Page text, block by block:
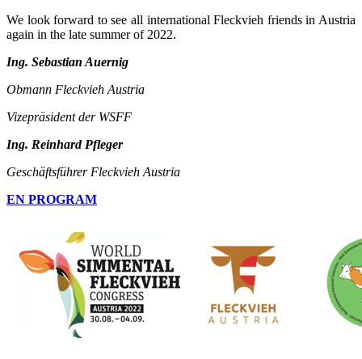
We look forward to see all international Fleckvieh friends in Austria
again in the late summer of 2022.
Ing. Sebastian Auernig
Obmann Fleckvieh Austria
Vizepräsident der WSFF
Ing. Reinhard Pfleger
Geschäftsführer Fleckvieh Austria
EN PROGRAM